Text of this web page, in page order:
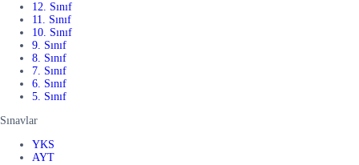
12. Sınıf
11. Sınıf
10. Sınıf
9. Sınıf
8. Sınıf
7. Sınıf
6. Sınıf
5. Sınıf
Sınavlar
YKS
AYT